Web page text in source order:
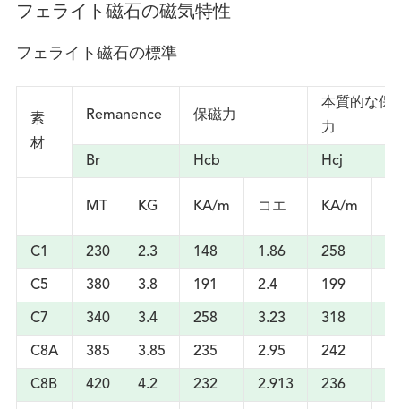
フェライト磁石の磁気特性
フェライト磁石の標準
素
材
Remanence 保磁力
本質的な保
力
Br Hcb Hcj
MT KG KA/m コエ KA/m
C1 230 2.3 148 1.86 258
C5 380 3.8 191 2.4 199
C7 340 3.4 258 3.23 318
C8A 385 3.85 235 2.95 242
C8B 420 4.2 232 2.913 236